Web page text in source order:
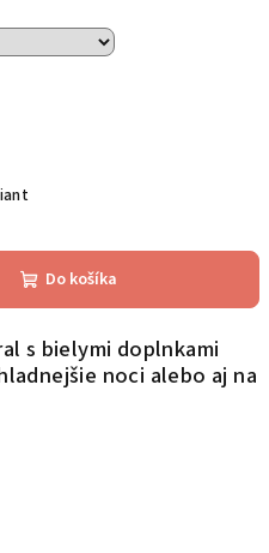
Do košíka
s bielymi doplnkami
noci alebo aj na